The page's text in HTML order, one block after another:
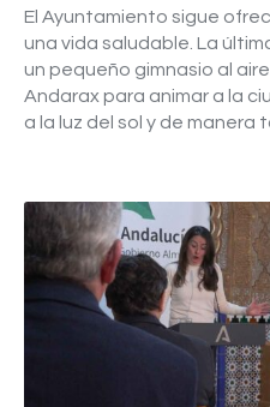
El Ayuntamiento sigue
una vida saludable. La
un pequeño gimnasio al
Andarax para animar a la
a la luz del sol y de